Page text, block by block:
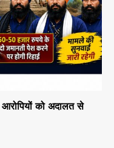
आरोपियों को अदालत से